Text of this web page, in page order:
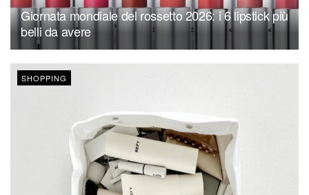
Giornata mondiale del rossetto 2026: i 6 lipstick più
belli da avere
SHOPPING